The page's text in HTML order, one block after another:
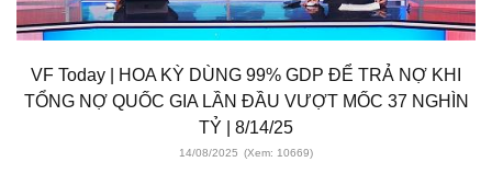
VF Today | HOA KỲ DÙNG 99% GDP ĐỂ TRẢ NỢ KHI
TỔNG NỢ QUỐC GIA LẦN ĐẦU VƯỢT MỐC 37 NGHÌN
TỶ | 8/14/25
14/08/2025 (Xem: 10669)